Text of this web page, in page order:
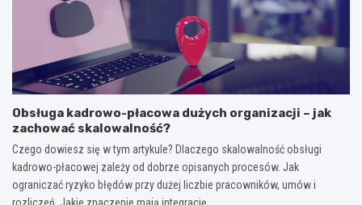
Obsługa kadrowo-płacowa dużych organizacji – jak
zachować skalowalność?
Czego dowiesz się w tym artykule? Dlaczego skalowalność obsługi
kadrowo-płacowej zależy od dobrze opisanych procesów. Jak
ograniczać ryzyko błędów przy dużej liczbie pracowników, umów i
rozliczeń. Jakie znaczenie mają integrację…